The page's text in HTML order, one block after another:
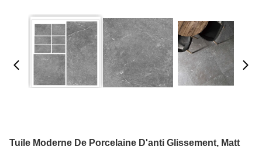
Tuile Moderne De Porcelaine D'anti Glissement, Matt